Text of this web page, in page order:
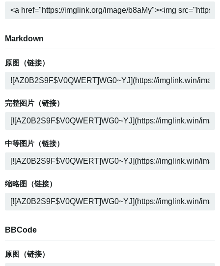
Markdown
原图（链接）
完整图片（链接）
中等图片（链接）
缩略图（链接）
BBCode
原图（链接）